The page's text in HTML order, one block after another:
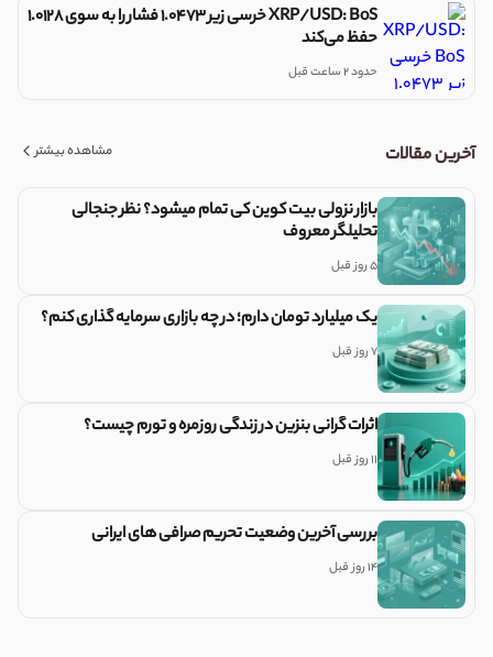
XRP/USD: BoS خرسی زیر 1.0473 فشار را به سوی 1.0128
حفظ می‌کند
حدود 2 ساعت قبل
آخرین مقالات مشاهده بیشتر
بازار نزولی بیت کوین کی تمام میشود؟ نظر جنجالی
تحلیلگر معروف
5 روز قبل
یک میلیارد تومان دارم؛ در چه بازاری سرمایه گذاری کنم؟
7 روز قبل
اثرات گرانی بنزین در زندگی روزمره و تورم چیست؟
11 روز قبل
بررسی آخرین وضعیت تحریم صرافی های ایرانی
14 روز قبل